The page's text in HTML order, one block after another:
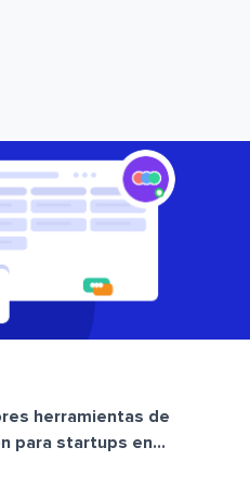
herramientas de
para startups en...